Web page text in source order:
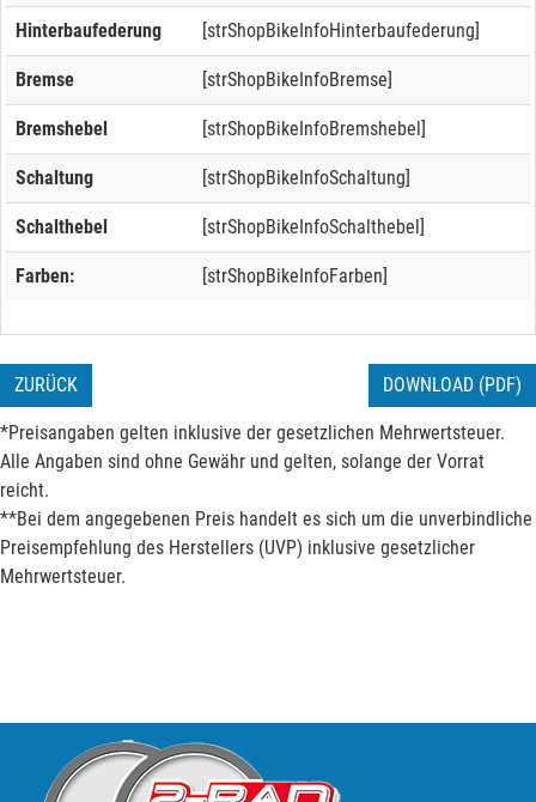
Hinterbaufederung [strShopBikeInfoHinterbaufederung]
Bremse [strShopBikeInfoBremse]
Bremshebel [strShopBikeInfoBremshebel]
Schaltung [strShopBikeInfoSchaltung]
Schalthebel [strShopBikeInfoSchalthebel]
Farben: [strShopBikeInfoFarben]
ZURÜCK DOWNLOAD (PDF)
*Preisangaben gelten inklusive der gesetzlichen Mehrwertsteuer.
Alle Angaben sind ohne Gewähr und gelten, solange der Vorrat
reicht.
**Bei dem angegebenen Preis handelt es sich um die unverbindliche
Preisempfehlung des Herstellers (UVP) inklusive gesetzlicher
Mehrwertsteuer.